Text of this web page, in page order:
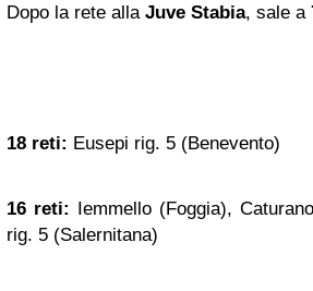
Dopo la rete allaJuve Stabia, sale a
18 reti: Eusepi rig. 5 (Benevento)
16 reti: Iemmello (Foggia),
rig. 5 (Salernitana)